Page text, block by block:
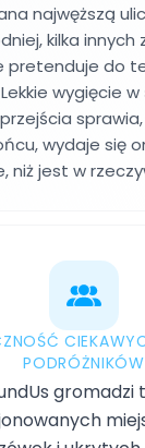
najwęższą
kilka innych
pretenduje do
wygięcie
wydaje się
niż jest w
PODRÓŻNIKÓW
gromadzi